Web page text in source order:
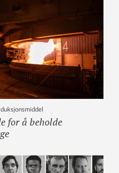
for å beholde